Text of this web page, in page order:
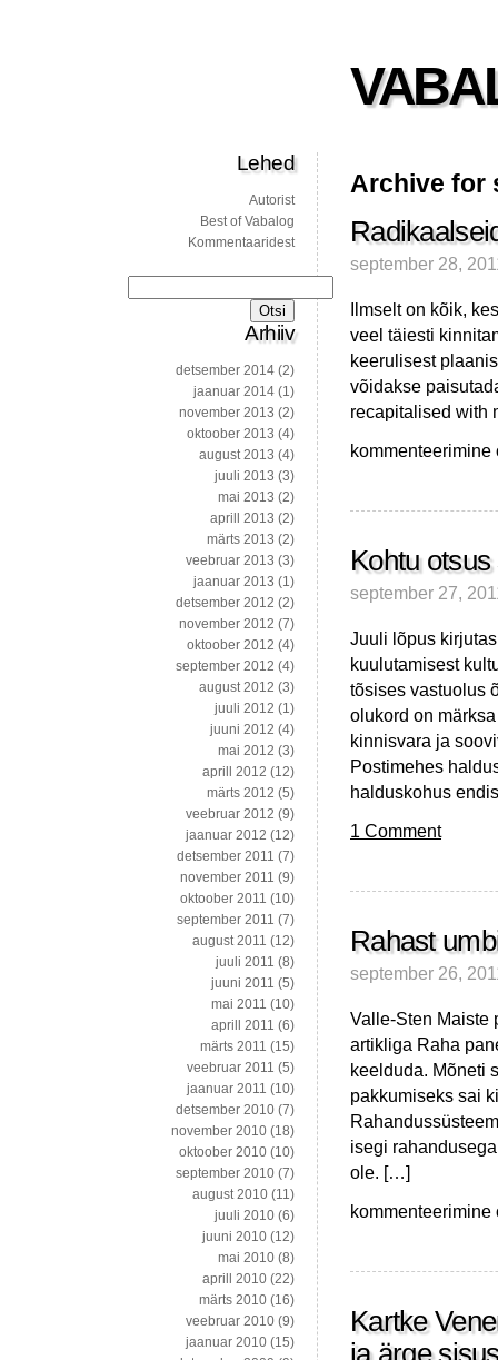
Archive for
september 28,
Ilmselt on kõik,
veel täiesti
keerulisest
võidakse
recapitalised with
Radikaalseid
võlakriisi
Kohtu
september 27,
Juuli lõpus
kuulutamisest
tõsises vastuolus
olukord on
kinnisvara ja
Postimehes
halduskohus
1 Comment
Rahast
september 26,
Valle-Sten Maiste
artikliga Raha
keelduda. Mõneti
pakkumiseks sai
isegi
ole. […]
Rahast
Kartke
ja ärge
Lehed
Autorist
Best of Vabalog
Kommentaaridest
Arhiiv
detsember 2014 (2)
jaanuar 2014 (1)
november 2013 (2)
oktoober 2013 (4)
august 2013 (4)
juuli 2013 (3)
mai 2013 (2)
aprill 2013 (2)
märts 2013 (2)
veebruar 2013 (3)
jaanuar 2013 (1)
detsember 2012 (2)
november 2012 (7)
oktoober 2012 (4)
september 2012 (4)
august 2012 (3)
juuli 2012 (1)
juuni 2012 (4)
mai 2012 (3)
aprill 2012 (12)
märts 2012 (5)
veebruar 2012 (9)
jaanuar 2012 (12)
detsember 2011 (7)
november 2011 (9)
oktoober 2011 (10)
september 2011 (7)
august 2011 (12)
juuli 2011 (8)
juuni 2011 (5)
mai 2011 (10)
aprill 2011 (6)
märts 2011 (15)
veebruar 2011 (5)
jaanuar 2011 (10)
detsember 2010 (7)
november 2010 (18)
oktoober 2010 (10)
september 2010 (7)
august 2010 (11)
juuli 2010 (6)
juuni 2010 (12)
mai 2010 (8)
aprill 2010 (22)
märts 2010 (16)
veebruar 2010 (9)
jaanuar 2010 (15)